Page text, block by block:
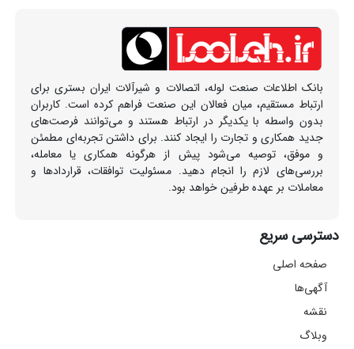
بانک اطلاعات صنعت لوله، اتصالات و شیرآلات ایران بستری برای
ارتباط مستقیم، میان فعالان این صنعت فراهم کرده است. کاربران
بدون واسطه با یکدیگر در ارتباط هستند و می‌توانند فرصت‌های
جدید همکاری و تجارت را ایجاد کنند. برای داشتن تجربه‌ای مطمئن
و موفق، توصیه می‌شود پیش از هرگونه همکاری یا معامله،
بررسی‌های لازم را انجام دهید. مسئولیت توافقات، قراردادها و
معاملات بر عهده طرفین خواهد بود.
دسترسی سریع
صفحه اصلی
آگهی‌ها
نقشه
وبلاگ